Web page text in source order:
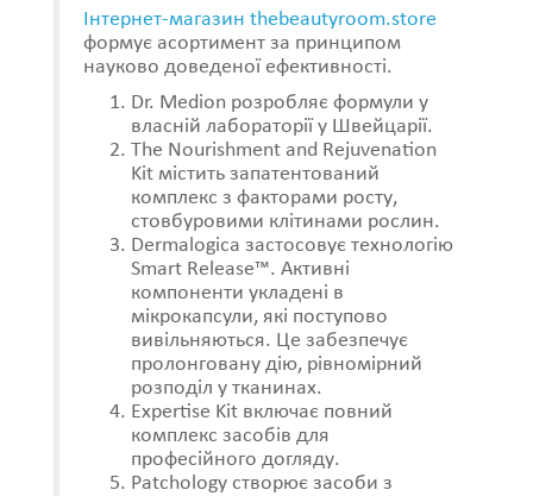
Інтернет-магазин thebeautyroom.store
формує асортимент за принципом
науково доведеної ефективності.
Dr. Medion розробляє формули у
власній лабораторії у Швейцарії.
The Nourishment and Rejuvenation
Kit містить запатентований
комплекс з факторами росту,
стовбуровими клітинами рослин.
Dermalogica застосовує технологію
Smart Release™. Активні
компоненти укладені в
мікрокапсули, які поступово
вивільняються. Це забезпечує
пролонговану дію, рівномірний
розподіл у тканинах.
Expertise Kit включає повний
комплекс засобів для
професійного догляду.
Patchology створює засоби з